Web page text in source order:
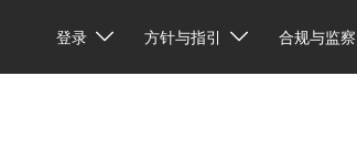
登录 方针与指引 合规与监察